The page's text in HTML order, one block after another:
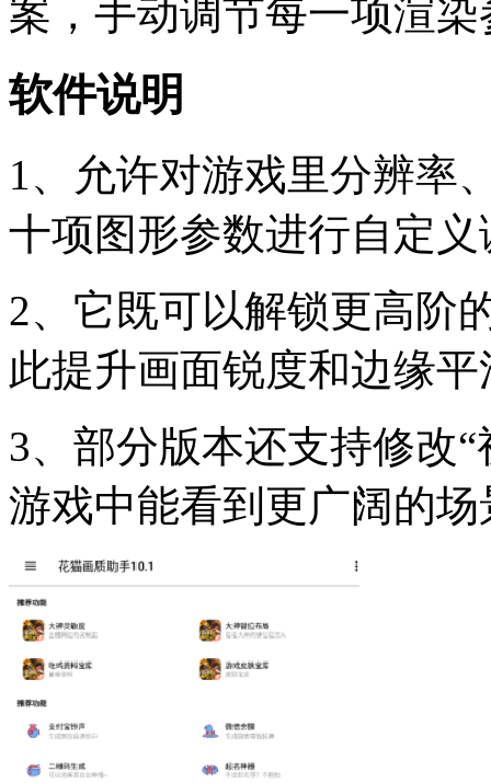
案，手动调节每一项渲染
软件说明
1、允许对游戏里分辨率
十项图形参数进行自定义
2、它既可以解锁更高阶
此提升画面锐度和边缘
3、部分版本还支持修改
游戏中能看到更广阔的场